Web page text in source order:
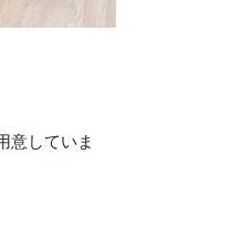
意していま